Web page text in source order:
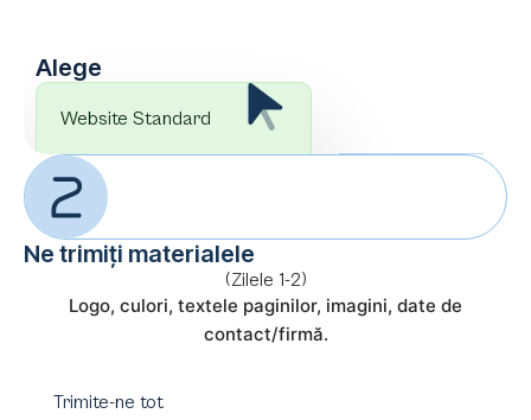
Alege
Website Standard
Ne trimiți materialele
(Zilele 1-2)
Logo, culori, textele paginilor, imagini, date de
contact/firmă.
Trimite-ne tot